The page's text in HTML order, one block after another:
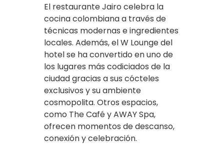
El restaurante Jairo celebra la
cocina colombiana a través de
técnicas modernas e ingredientes
locales. Además, el W Lounge del
hotel se ha convertido en uno de
los lugares más codiciados de la
ciudad gracias a sus cócteles
exclusivos y su ambiente
cosmopolita. Otros espacios,
como The Café y AWAY Spa,
ofrecen momentos de descanso,
conexión y celebración.